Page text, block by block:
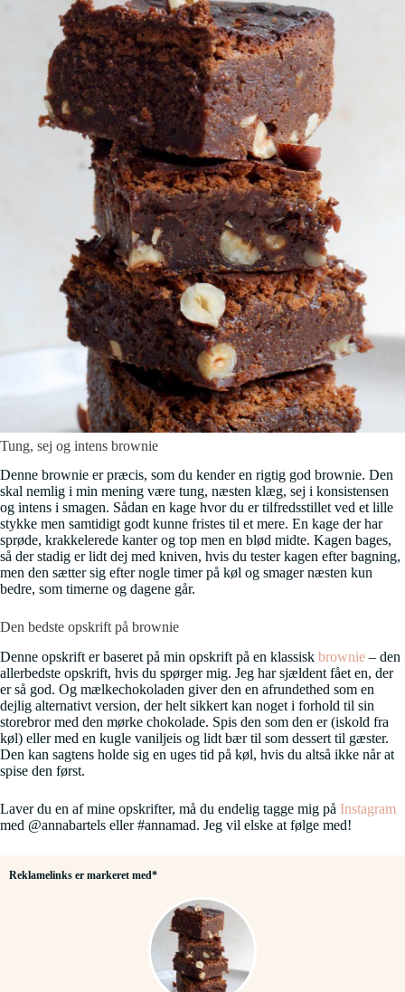
Tung, sej og intens brownie
Denne brownie er præcis, som du kender en rigtig god brownie. Den
skal nemlig i min mening være tung, næsten klæg, sej i konsistensen
og intens i smagen. Sådan en kage hvor du er tilfredsstillet ved et lille
stykke men samtidigt godt kunne fristes til et mere. En kage der har
sprøde, krakkelerede kanter og top men en blød midte. Kagen bages,
så der stadig er lidt dej med kniven, hvis du tester kagen efter bagning,
men den sætter sig efter nogle timer på køl og smager næsten kun
bedre, som timerne og dagene går.
Den bedste opskrift på brownie
Denne opskrift er baseret på min opskrift på en klassisk brownie – den
allerbedste opskrift, hvis du spørger mig. Jeg har sjældent fået en, der
er så god. Og mælkechokoladen giver den en afrundethed som en
dejlig alternativt version, der helt sikkert kan noget i forhold til sin
storebror med den mørke chokolade. Spis den som den er (iskold fra
køl) eller med en kugle vaniljeis og lidt bær til som dessert til gæster.
Den kan sagtens holde sig en uges tid på køl, hvis du altså ikke når at
spise den først.
Laver du en af mine opskrifter, må du endelig tagge mig på Instagram
med @annabartels eller #annamad. Jeg vil elske at følge med!
Reklamelinks er markeret med*